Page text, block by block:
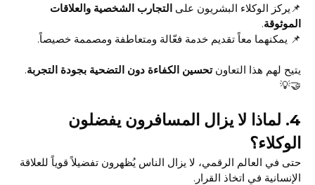
📌يركز الوكلاء البشريون على التجارب الشخصية والعلاقات
الموثوقة.
📌 يمكنهما معاً تقديم خدمة فعّالة ومتعاطفة ومصممة خصيصاً.
يتيح لهم هذا التعاون تحسين الكفاءة دون التضحية بجودة التجربة.
🤝💡
4. لماذا لا يزال المسافرون يفضلون
الوكلاء؟
حتى في العالم الرقمي، لا يزال الناس يُظهرون تفضيلاً قوياً للعلاقة
الإنسانية في اتخاذ القرار.